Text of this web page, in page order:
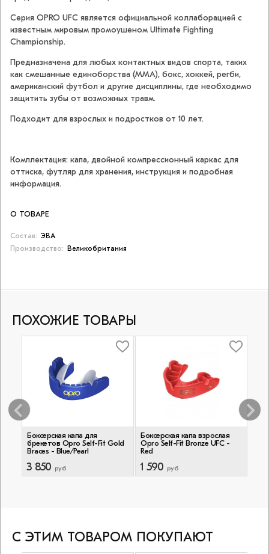
Серия OPRO UFC является официальной коллаборацией с
известным мировым промоушеном Ultimate Fighting
Championship.
Предназначена для любых контактных видов спорта, таких
как смешанные единоборства (ММА), бокс, хоккей, регби,
американский футбол и другие дисциплины, где необходимо
защитить зубы от возможных травм.
Подходит для взрослых и подростков от 10 лет.
Комплектация: капа, двойной компрессионный каркас для
оттиска, футляр для хранения, инструкция и подробная
информация.
О ТОВАРЕ
Состав: ЭВА
Производство:
Великобритания
ПОХОЖИЕ ТОВАРЫ
Боксерская капа для
брекетов Opro Self-Fit Gold
Braces - Blue/Pearl
3 850 руб
Боксерская капа взрослая
Opro Self-Fit Bronze UFC -
Red
1 590 руб
С ЭТИМ ТОВАРОМ ПОКУПАЮТ